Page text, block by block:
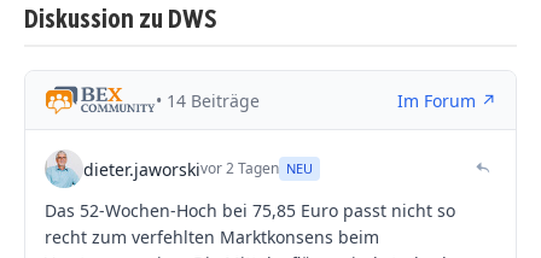
Diskussion zu DWS